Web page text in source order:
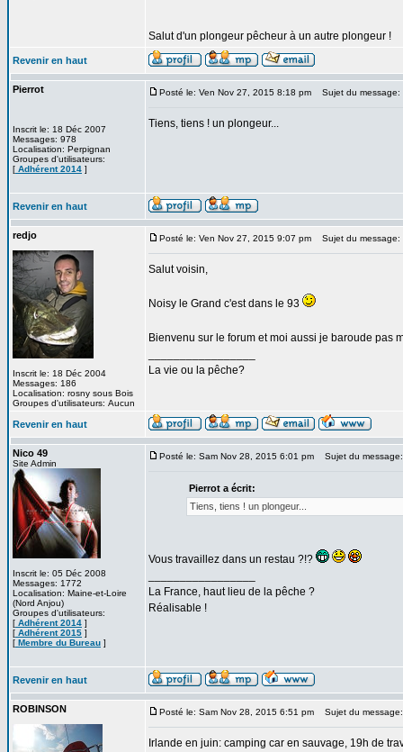
Salut d'un plongeur pêcheur à un autre plongeur !
Revenir en haut
Pierrot
Inscrit le: 18 Déc 2007
Messages: 978
Localisation: Perpignan
Groupes d'utilisateurs:
[ Adhérent 2014 ]
Posté le: Ven Nov 27, 2015 8:18 pm Sujet du message:
Tiens, tiens ! un plongeur...
Revenir en haut
redjo
Inscrit le: 18 Déc 2004
Messages: 186
Localisation: rosny sous Bois
Groupes d'utilisateurs: Aucun
Posté le: Ven Nov 27, 2015 9:07 pm Sujet du message:
Salut voisin,
Noisy le Grand c'est dans le 93
Bienvenu sur le forum et moi aussi je baroude
La vie ou la pêche?
Revenir en haut
Nico 49
Site Admin
Inscrit le: 05 Déc 2008
Messages: 1772
Localisation: Maine-et-Loire
(Nord Anjou)
Groupes d'utilisateurs:
[ Adhérent 2014 ]
[ Adhérent 2015 ]
[ Membre du Bureau ]
Posté le: Sam Nov 28, 2015 6:01 pm Sujet du message:
Pierrot a écrit:
Tiens, tiens ! un plongeur...
Vous travaillez dans un restau ?!?
La France, haut lieu de la pêche ?
Réalisable !
Revenir en haut
ROBINSON Posté le: Sam Nov 28, 2015 6:51 pm Sujet du
Irlande en juin: camping car en sauvage, 19h de